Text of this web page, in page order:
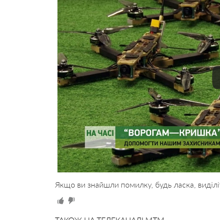
Якщо ви знайшли помилку, будь ласка,